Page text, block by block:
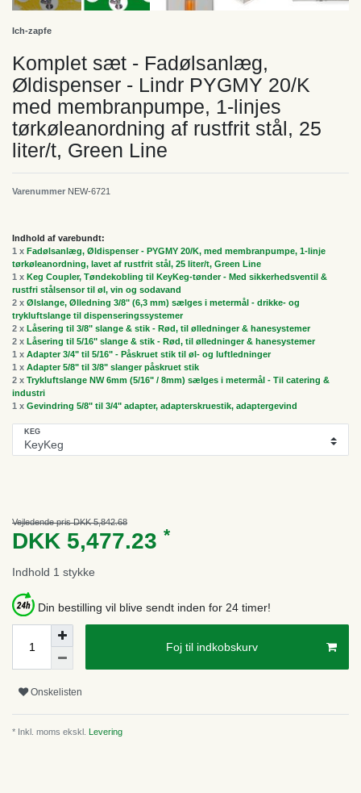
Ich-zapfe
Komplet sæt - Fadølsanlæg,
Øldispenser - Lindr PYGMY 20/K
med membranpumpe, 1-linjes
tørkøleanordning af rustfrit stål, 25
liter/t, Green Line
Varenummer NEW-6721
Indhold af varebundt:
1 x Fadølsanlæg, Øldispenser - PYGMY 20/K, med membranpumpe, 1-linje
tørkøleanordning, lavet af rustfrit stål, 25 liter/t, Green Line
1 x Keg Coupler, Tøndekobling til KeyKeg-tønder - Med sikkerhedsventil &
rustfri stålsensor til øl, vin og sodavand
2 x Ølslange, Ølledning 3/8" (6,3 mm) sælges i metermål - drikke- og
trykluftslange til dispenseringssystemer
2 x Låsering til 3/8" slange & stik - Rød, til ølledninger & hanesystemer
2 x Låsering til 5/16" slange & stik - Rød, til ølledninger & hanesystemer
1 x Adapter 3/4" til 5/16" - Påskruet stik til øl- og luftledninger
1 x Adapter 5/8" til 3/8" slanger påskruet stik
2 x Trykluftslange NW 6mm (5/16" / 8mm) sælges i metermål - Til catering &
industri
1 x Gevindring 5/8" til 3/4" adapter, adapterskruestik, adaptergevind
KEG
Vejledende pris DKK 5,842.68
DKK 5,477.23 *
Indhold 1 stykke
Din bestilling vil blive sendt inden for 24 timer!
Foj til indkobskurv
Onskelisten
* Inkl. moms ekskl. Levering